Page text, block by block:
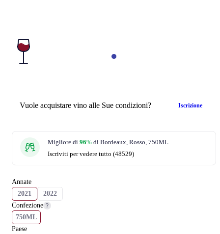
Vuole acquistare vino alle Sue condizioni? Iscrizione
Migliore di 96% di Bordeaux, Rosso, 750ML
Iscriviti per vedere tutto (48529)
Annate
2021
2022
Confezione
750ML
Paese